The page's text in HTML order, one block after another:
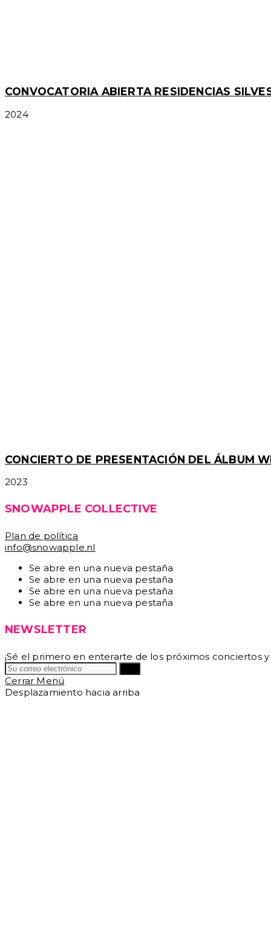
CONVOCATORIA ABIERTA RESIDENCIAS
2024
CONCIERTO DE PRESENTACIÓN DEL ÁLBUM
2023
SNOWAPPLE COLLECTIVE
Plan de política
info@snowapple.nl
Se abre en una nueva pestaña
Se abre en una nueva pestaña
Se abre en una nueva pestaña
Se abre en una nueva pestaña
NEWSLETTER
¡Sé el primero en enterarte de los próximos conciertos
Cerrar Menú
Desplazamiento hacia arriba